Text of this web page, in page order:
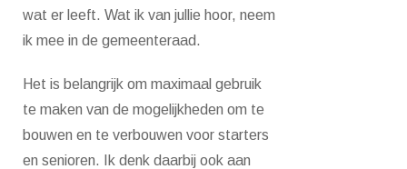
wat er leeft. Wat ik van jullie hoor, neem
ik mee in de gemeenteraad.
Het is belangrijk om maximaal gebruik
te maken van de mogelijkheden om te
bouwen en te verbouwen voor starters
en senioren. Ik denk daarbij ook aan